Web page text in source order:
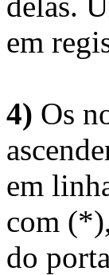
em
4) Os
em
com
do